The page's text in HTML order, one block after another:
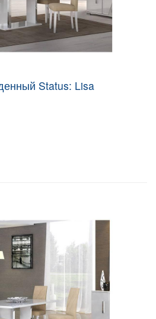
Status: Lisa